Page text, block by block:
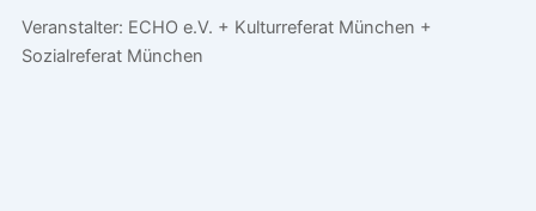
Veranstalter: ECHO e.V. + Kulturreferat München +
Sozialreferat München